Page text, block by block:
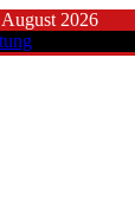
2026